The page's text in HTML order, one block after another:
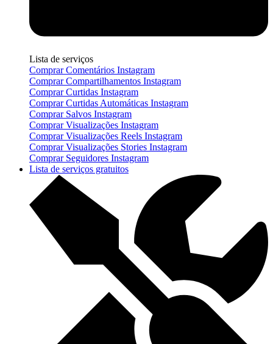
Lista de serviços
Comprar Comentários Instagram
Comprar Compartilhamentos Instagram
Comprar Curtidas Instagram
Comprar Curtidas Automáticas Instagram
Comprar Salvos Instagram
Comprar Visualizações Instagram
Comprar Visualizações Reels Instagram
Comprar Visualizações Stories Instagram
Comprar Seguidores Instagram
Lista de serviços gratuitos